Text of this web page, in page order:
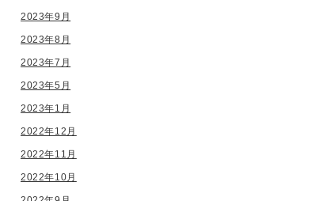
2023年9月
2023年8月
2023年7月
2023年5月
2023年1月
2022年12月
2022年11月
2022年10月